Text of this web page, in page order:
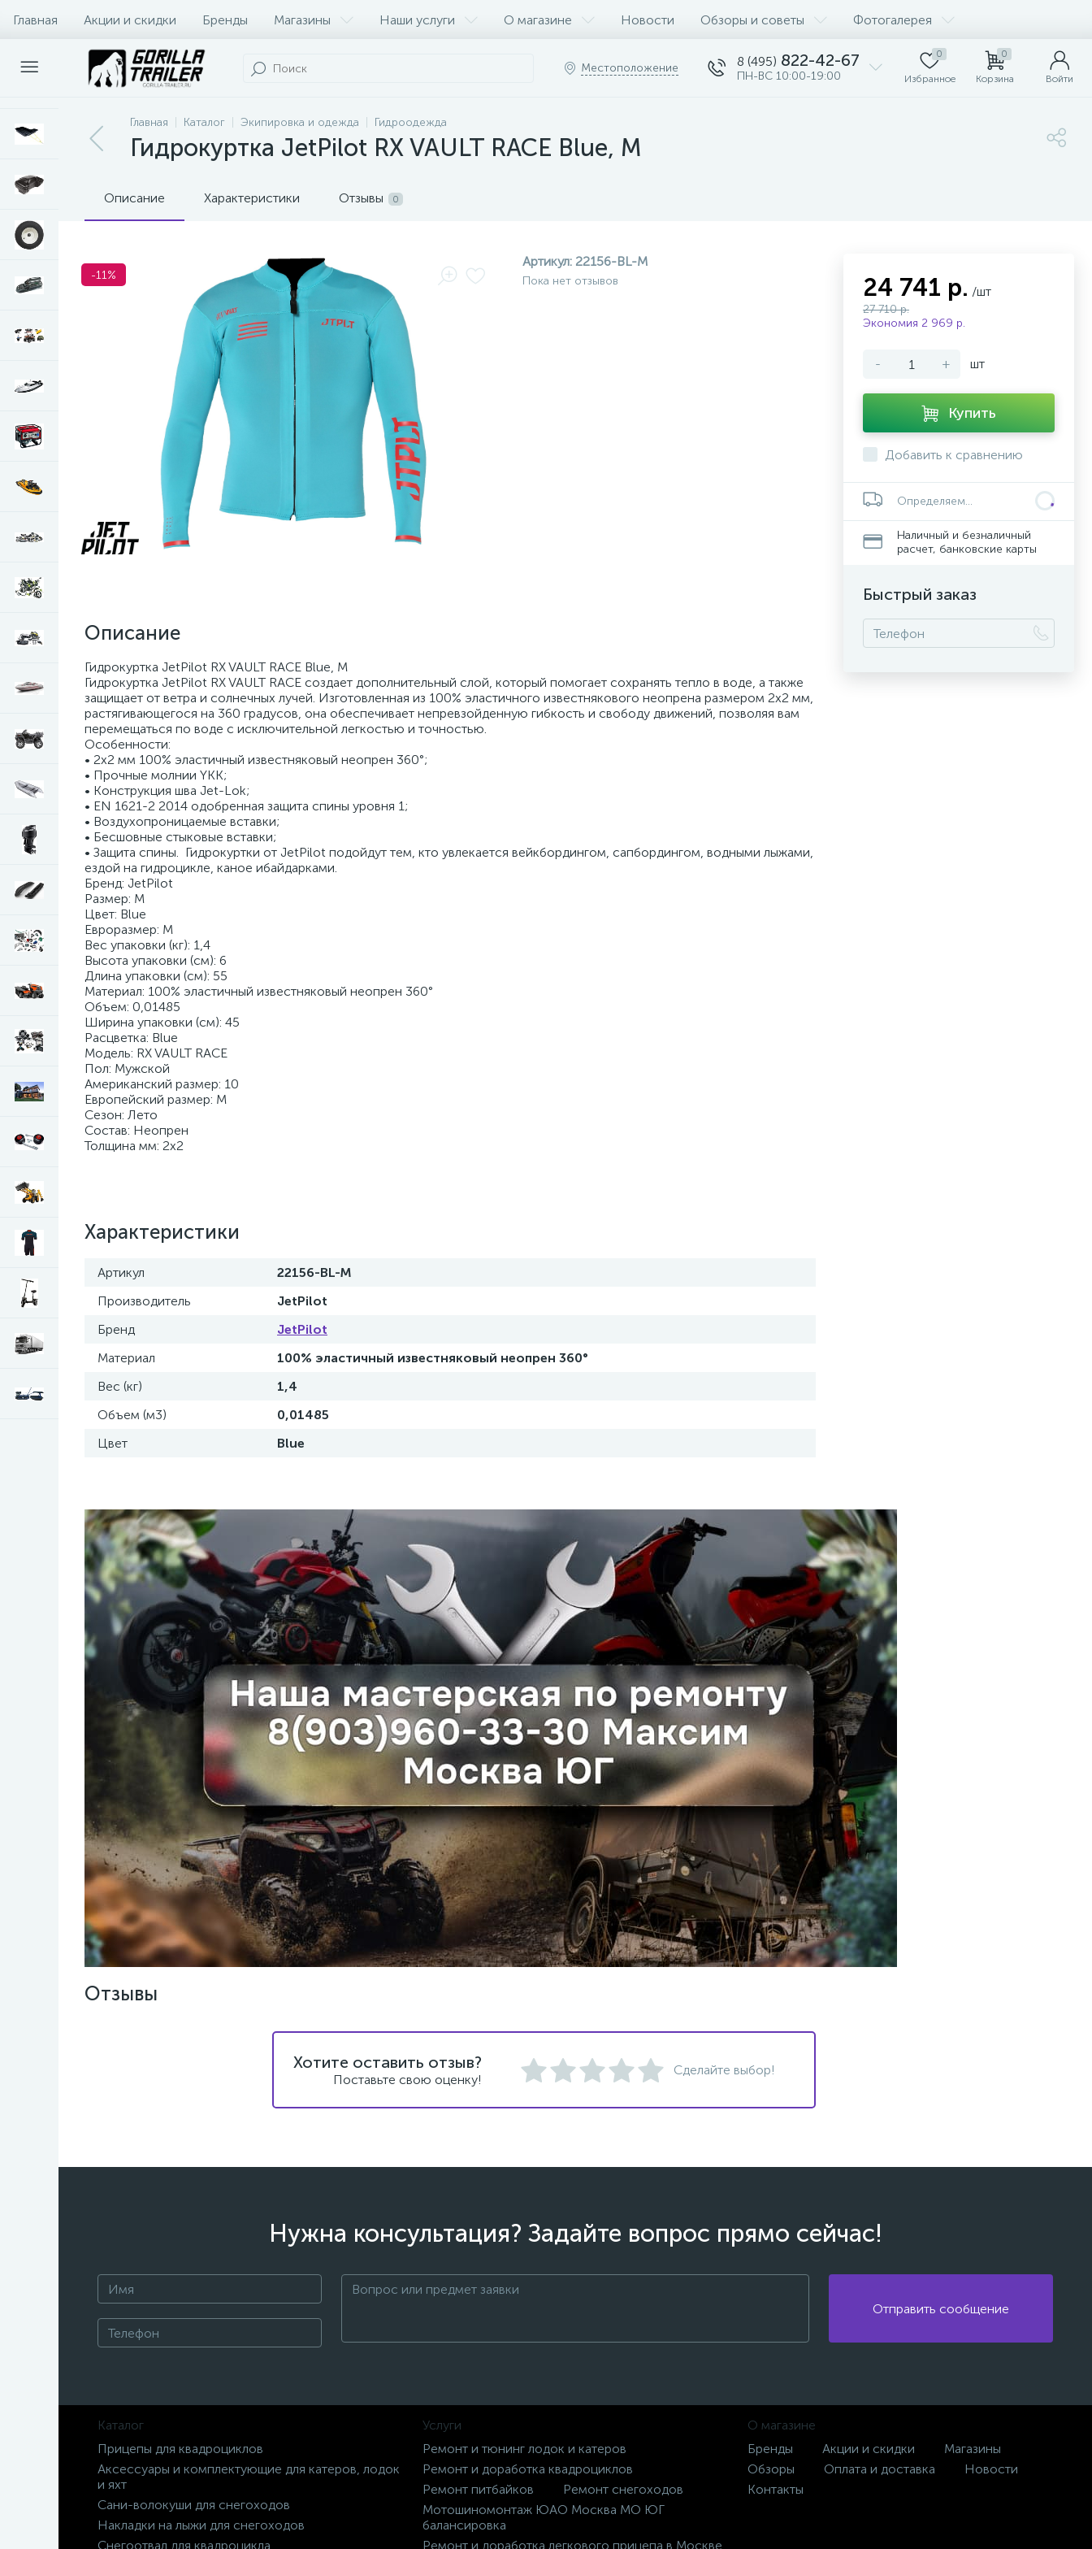
Главная Акции и скидки Бренды Магазины Наши услуги О магазине Новости Обзоры и советы Фотогалерея
Оплата и доставка Контакты
Местоположение 8 (495) 822-42-67
ПН-ВС 10:00-19:00
0
Избранное
0
Корзина Войти
Главная Каталог Экипировка и одежда Гидроодежда
Гидрокуртка JetPilot RX VAULT RACE Blue, M
Описание Характеристики Отзывы 0
-11%
Артикул: 22156-BL-M
Пока нет отзывов
Описание
Гидрокуртка JetPilot RX VAULT RACE Blue, M
Гидрокуртка JetPilot RX VAULT RACE создает дополнительный слой, который помогает сохранять тепло в воде, а также
защищает от ветра и солнечных лучей. Изготовленная из 100% эластичного известнякового неопрена размером 2х2 мм,
растягивающегося на 360 градусов, она обеспечивает непревзойденную гибкость и свободу движений, позволяя вам
перемещаться по воде с исключительной легкостью и точностью.
Особенности:
• 2x2 мм 100% эластичный известняковый неопрен 360°;
• Прочные молнии YKK;
• Конструкция шва Jet-Lok;
• EN 1621-2 2014 одобренная защита спины уровня 1;
• Воздухопроницаемые вставки;
• Бесшовные стыковые вставки;
• Защита спины. Гидрокуртки от JetPilot подойдут тем, кто увлекается вейкбордингом, сапбордингом, водными лыжами,
ездой на гидроцикле, каное ибайдарками.
Бренд: JetPilot
Размер: M
Цвет: Blue
Евроразмер: M
Вес упаковки (кг): 1,4
Высота упаковки (см): 6
Длина упаковки (см): 55
Материал: 100% эластичный известняковый неопрен 360°
Объем: 0,01485
Ширина упаковки (см): 45
Расцветка: Blue
Модель: RX VAULT RACE
Пол: Мужской
Американский размер: 10
Европейский размер: M
Сезон: Лето
Состав: Неопрен
Толщина мм: 2х2
Характеристики
Артикул
22156-BL-M
Производитель
JetPilot
Бренд
JetPilot
Материал
100% эластичный известняковый неопрен 360°
Вес (кг)
1,4
Объем (м3)
0,01485
Цвет
Blue
24 741 р. /шт
27 710 р.
Экономия 2 969 р.
- + шт
Купить
Добавить к сравнению
Определяем...
Наличный и безналичный
расчет, банковские карты
Быстрый заказ
Отзывы
Хотите оставить отзыв?
Поставьте свою оценку!
Сделайте выбор!
Нужна консультация? Задайте вопрос прямо сейчас!
Отправить сообщение
Каталог
Прицепы для квадроциклов
Аксессуары и комплектующие для катеров, лодок
и яхт
Сани-волокуши для снегоходов
Накладки на лыжи для снегоходов
Снегоотвал для квадроцикла
Услуги
Ремонт и тюнинг лодок и катеров
Ремонт и доработка квадроциклов
Ремонт питбайков
Ремонт снегоходов
Мотошиномонтаж ЮАО Москва МО ЮГ
балансировка
Ремонт и доработка легкового прицепа в Москве
О магазине
Бренды
Акции и скидки
Магазины
Обзоры
Оплата и доставка
Новости
Контакты